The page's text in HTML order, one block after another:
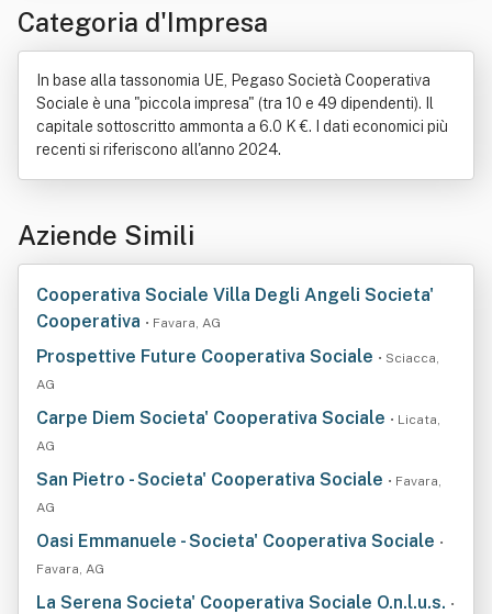
Categoria d'Impresa
In base alla tassonomia UE, Pegaso Società Cooperativa
Sociale è una "piccola impresa" (tra 10 e 49 dipendenti). Il
capitale sottoscritto ammonta a 6.0 K €. I dati economici più
recenti si riferiscono all'anno 2024.
Aziende Simili
Cooperativa Sociale Villa Degli Angeli Societa'
Cooperativa • Favara, AG
Prospettive Future Cooperativa Sociale • Sciacca,
AG
Carpe Diem Societa' Cooperativa Sociale • Licata,
AG
San Pietro - Societa' Cooperativa Sociale • Favara,
AG
Oasi Emmanuele - Societa' Cooperativa Sociale •
Favara, AG
La Serena Societa' Cooperativa Sociale O.n.l.u.s. •